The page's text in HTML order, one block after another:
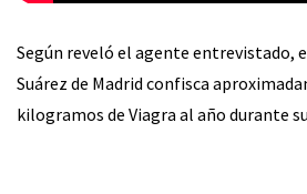
Según reveló el agente entrevistado,
Suárez de Madrid confisca
kilogramos de Viagra al año durante